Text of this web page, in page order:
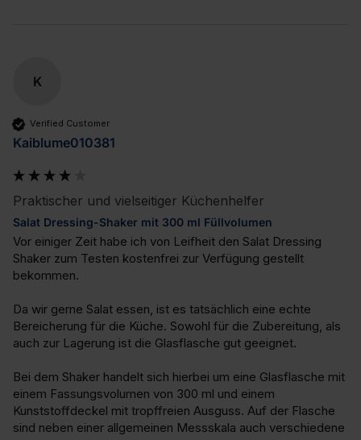
K
Verified Customer
Kaiblume010381
Praktischer und vielseitiger Küchenhelfer
Salat Dressing-Shaker mit 300 ml Füllvolumen
Vor einiger Zeit habe ich von Leifheit den Salat Dressing
Shaker zum Testen kostenfrei zur Verfügung gestellt
bekommen.
Da wir gerne Salat essen, ist es tatsächlich eine echte
Bereicherung für die Küche. Sowohl für die Zubereitung, als
auch zur Lagerung ist die Glasflasche gut geeignet.
Bei dem Shaker handelt sich hierbei um eine Glasflasche mit
einem Fassungsvolumen von 300 ml und einem
Kunststoffdeckel mit tropffreien Ausguss. Auf der Flasche
sind neben einer allgemeinen Messskala auch verschiedene